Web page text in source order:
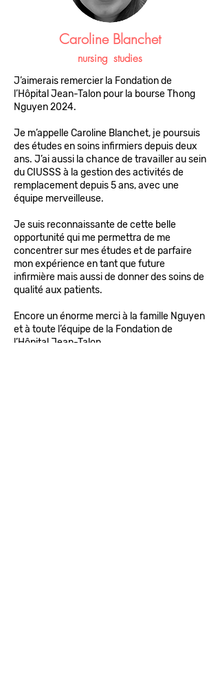
Caroline Blanchet
nursing studies
J’aimerais remercier la Fondation de
l’Hôpital Jean-Talon pour la bourse Thong
Nguyen 2024.
Je m’appelle Caroline Blanchet, je poursuis
des études en soins infirmiers depuis deux
ans. J’ai aussi la chance de travailler au sein
du CIUSSS à la gestion des activités de
remplacement depuis 5 ans, avec une
équipe merveilleuse.
Je suis reconnaissante de cette belle
opportunité qui me permettra de me
concentrer sur mes études et de parfaire
mon expérience en tant que future
infirmière mais aussi de donner des soins de
qualité aux patients.
Encore un énorme merci à la famille Nguyen
et à toute l’équipe de la Fondation de
l’Hôpital Jean-Talon.